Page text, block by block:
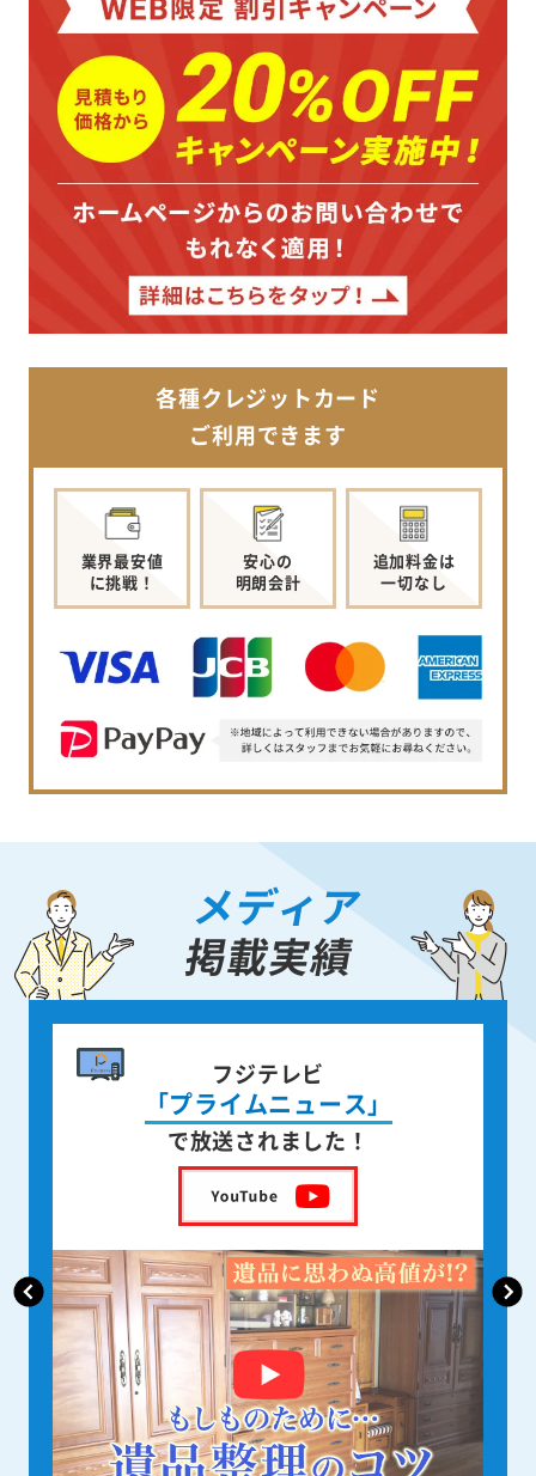
各種クレジットカード
ご利用できます
業界最安値
に挑戦！
安心の
明朗会計
追加料金は
一切なし
メディア
掲載実績
書籍出版
身近な人が
亡くなった後の遺品整理
を出版しました！